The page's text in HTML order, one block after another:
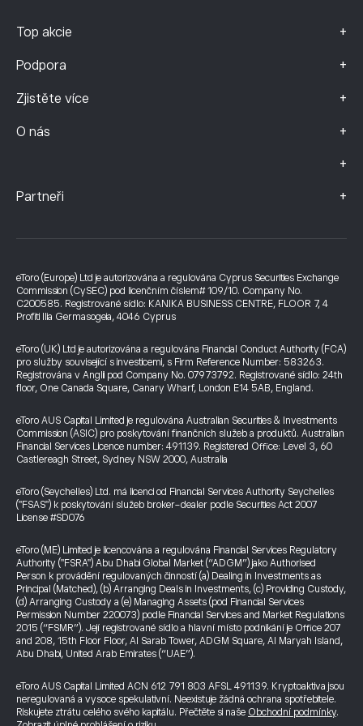
Top akcie +
Podpora +
Zjistěte více +
O nás +
+
Partneři +
eToro (Europe) Ltd je autorizována a regulována Cyprus Securities Exchange
Commission (CySEC) pod licenčním číslem# 109/10. Company No.
C200585. Registrované sídlo: KANIKA BUSINESS CENTRE, FLOOR 7, 4
Profiti Ilia Germasogeia, 4046 Cyprus
eToro (UK) Ltd je autorizována a regulována Financial Conduct Authority (FCA)
pro služby související s investicemi, s Firm Reference Number: 583263.
Registrována v Anglii pod Company No. 07973792. Registrované sídlo: 24th
floor, One Canada Square, Canary Wharf, London E14 5AB, England.
eToro AUS Capital Limited je regulována Australian Securities & Investments
Commission (ASIC) pro poskytování finančních služeb a produktů. Australian
Financial Services Licence number: 491139. Registered Office: Level 3, 60
Castlereagh Street, Sydney NSW 2000, Australia
eToro (Seychelles) Ltd. má licenci od Financial Services Authority Seychelles
("FSAS") k poskytování služeb broker-dealer podle Securities Act 2007
License #SD076
eToro (ME) Limited je licencována a regulována Financial Services Regulatory
Authority ("FSRA") Abu Dhabi Global Market (“ADGM”) jako Authorised
Person k provádění regulovaných činností (a) Dealing in Investments as
Principal (Matched), (b) Arranging Deals in Investments, (c) Providing Custody,
(d) Arranging Custody a (e) Managing Assets (pod Financial Services
Permission Number 220073) podle Financial Services and Market Regulations
2015 (“FSMR”). Její registrované sídlo a hlavní místo podnikání je Office 207
and 208, 15th Floor Floor, Al Sarab Tower, ADGM Square, Al Maryah Island,
Abu Dhabi, United Arab Emirates (“UAE”).
eToro AUS Capital Limited ACN 612 791 803 AFSL 491139. Kryptoaktiva jsou
neregulovaná a vysoce spekulativní. Neexistuje žádná ochrana spotřebitele.
Riskujete ztrátu celého svého kapitálu. Přečtěte si naše Obchodní podmínky.